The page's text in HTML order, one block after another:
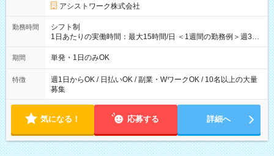
アシストワーク株式会社
勤務時間
シフト制
1日あたりの実働時間：最大15時間/日 ＜1週間の勤務例＞週3回
勤務 勤務：月・水・金 休み：火・木・土・日 好きな時にお仕事
可能です！ ※1日あたりの最大実働時間は日勤、夜勤共に勤務し
期間 単発・1日のみOK
特徴
週1日からOK / 日払いOK / 副業・WワークOK / 10名以上の大量
募集
気になる！ 応募する 詳細へ